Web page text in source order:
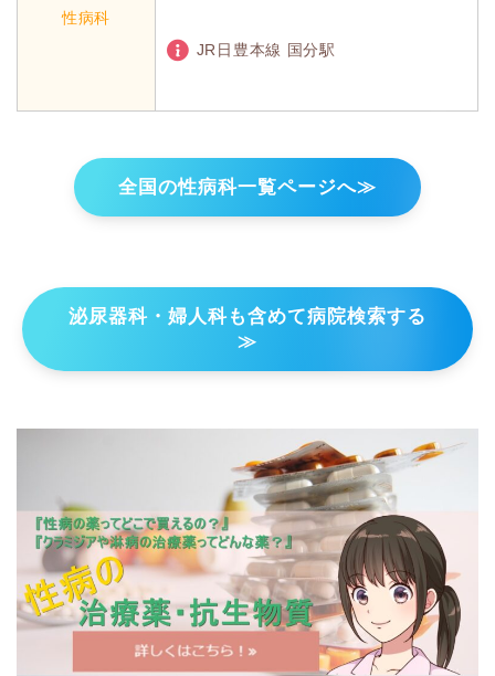
性病科
JR日豊本線 国分駅
全国の性病科一覧ページへ≫
泌尿器科・婦人科も含めて病院検索する
≫